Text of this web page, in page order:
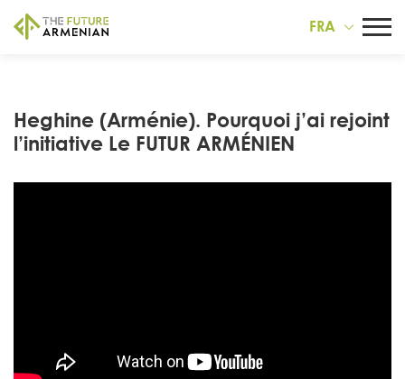
FRA
Heghine (Arménie). Pourquoi j’ai rejoint
l’initiative Le FUTUR ARMÉNIEN